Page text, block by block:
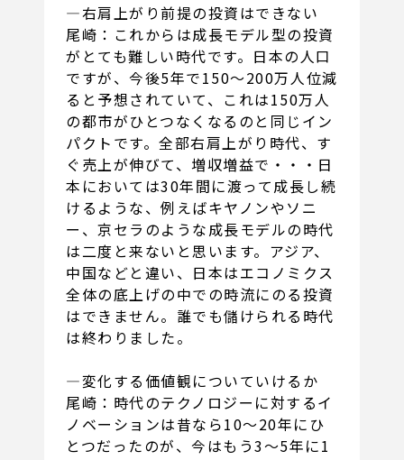
―右肩上がり前提の投資はできない
尾崎：これからは成長モデル型の投資
がとても難しい時代です。日本の人口
ですが、今後5年で150～200万人位減
ると予想されていて、これは150万人
の都市がひとつなくなるのと同じイン
パクトです。全部右肩上がり時代、す
ぐ売上が伸びて、増収増益で・・・日
本においては30年間に渡って成長し続
けるような、例えばキヤノンやソニ
ー、京セラのような成長モデルの時代
は二度と来ないと思います。アジア、
中国などと違い、日本はエコノミクス
全体の底上げの中での時流にのる投資
はできません。誰でも儲けられる時代
は終わりました。
―変化する価値観についていけるか
尾崎：時代のテクノロジーに対するイ
ノベーションは昔なら10～20年にひ
とつだったのが、今はもう3～5年に1